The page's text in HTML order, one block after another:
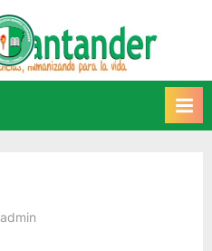
INSTITUCIÓN
EDUCATIVA GENERAL
Este sitio web recoge
información relacionada con la
By
admin